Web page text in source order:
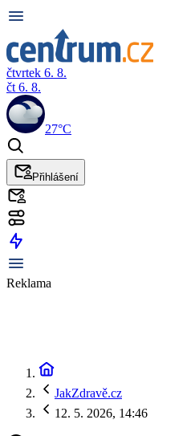
čtvrtek 6. 8.
čt 6. 8.
27°C
Přihlášení
Reklama
JakZdravě.cz
12. 5. 2026, 14:46